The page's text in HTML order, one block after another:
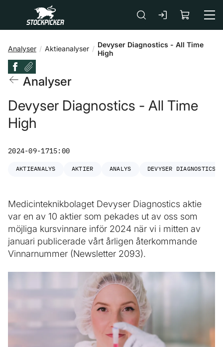
Gå till huvudinnehåll
Analyser Aktieanalyser
Devyser Diagnostics - All Time
High
Analyser
Devyser Diagnostics - All Time
High
2024-09-1715:00
AKTIEANALYS AKTIER ANALYS DEVYSER DIAGNOSTICS
Medicinteknikbolaget Devyser Diagnostics aktie
var en av 10 aktier som pekades ut av oss som
möjliga kursvinnare inför 2024 när vi i mitten av
januari publicerade vårt årligen återkommande
Vinnarnummer (Newsletter 2093).